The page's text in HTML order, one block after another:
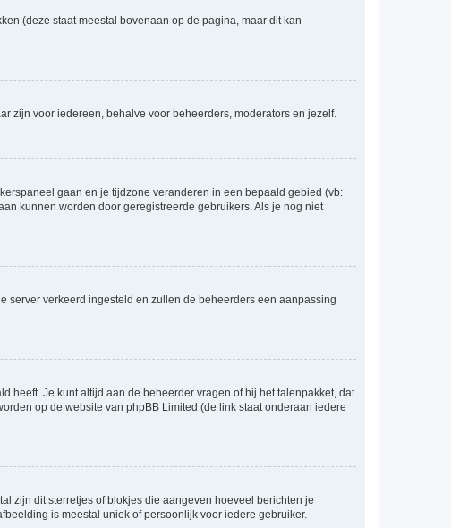
(deze staat meestal bovenaan op de pagina, maar dit kan
zijn voor iedereen, behalve voor beheerders, moderators en jezelf.
gaan en je tijdzone veranderen in een bepaald gebied (vb:
kunnen worden door geregistreerde gebruikers. Als je nog niet
server verkeerd ingesteld en zullen de beheerders een aanpassing
heeft. Je kunt altijd aan de beheerder vragen of hij het talenpakket, dat
op de website van phpBB Limited (de link staat onderaan iedere
zijn dit sterretjes of blokjes die aangeven hoeveel berichten je
is meestal uniek of persoonlijk voor iedere gebruiker.